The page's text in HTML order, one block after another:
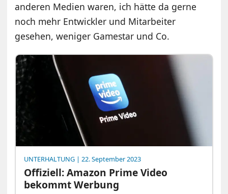
anderen Medien waren, ich hätte da gerne
noch mehr Entwickler und Mitarbeiter
gesehen, weniger Gamestar und Co.
UNTERHALTUNG | 22. September 2023
Offiziell: Amazon Prime Video
bekommt Werbung